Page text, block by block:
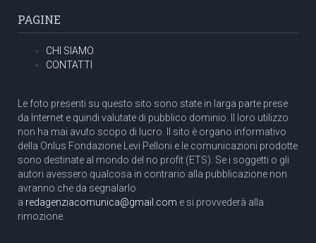
PAGINE
CHI SIAMO
CONTATTI
Le foto presenti su questo sito sono state in larga parte prese
da Internet e quindi valutate di pubblico dominio. Il loro utilizzo
non ha mai avuto scopo di lucro. Il sito è organo informativo
della Onlus Fondazione Levi Pelloni e le comunicazioni prodotte
sono destinate al mondo del no profit (ETS). Se i soggetti o gli
autori avessero qualcosa in contrario alla pubblicazione non
avranno che da segnalarlo
a redagenziacomunica@gmail.com e si provvederà alla
rimozione.